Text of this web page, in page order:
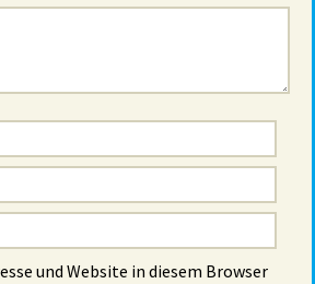
und Website in diesem Browser